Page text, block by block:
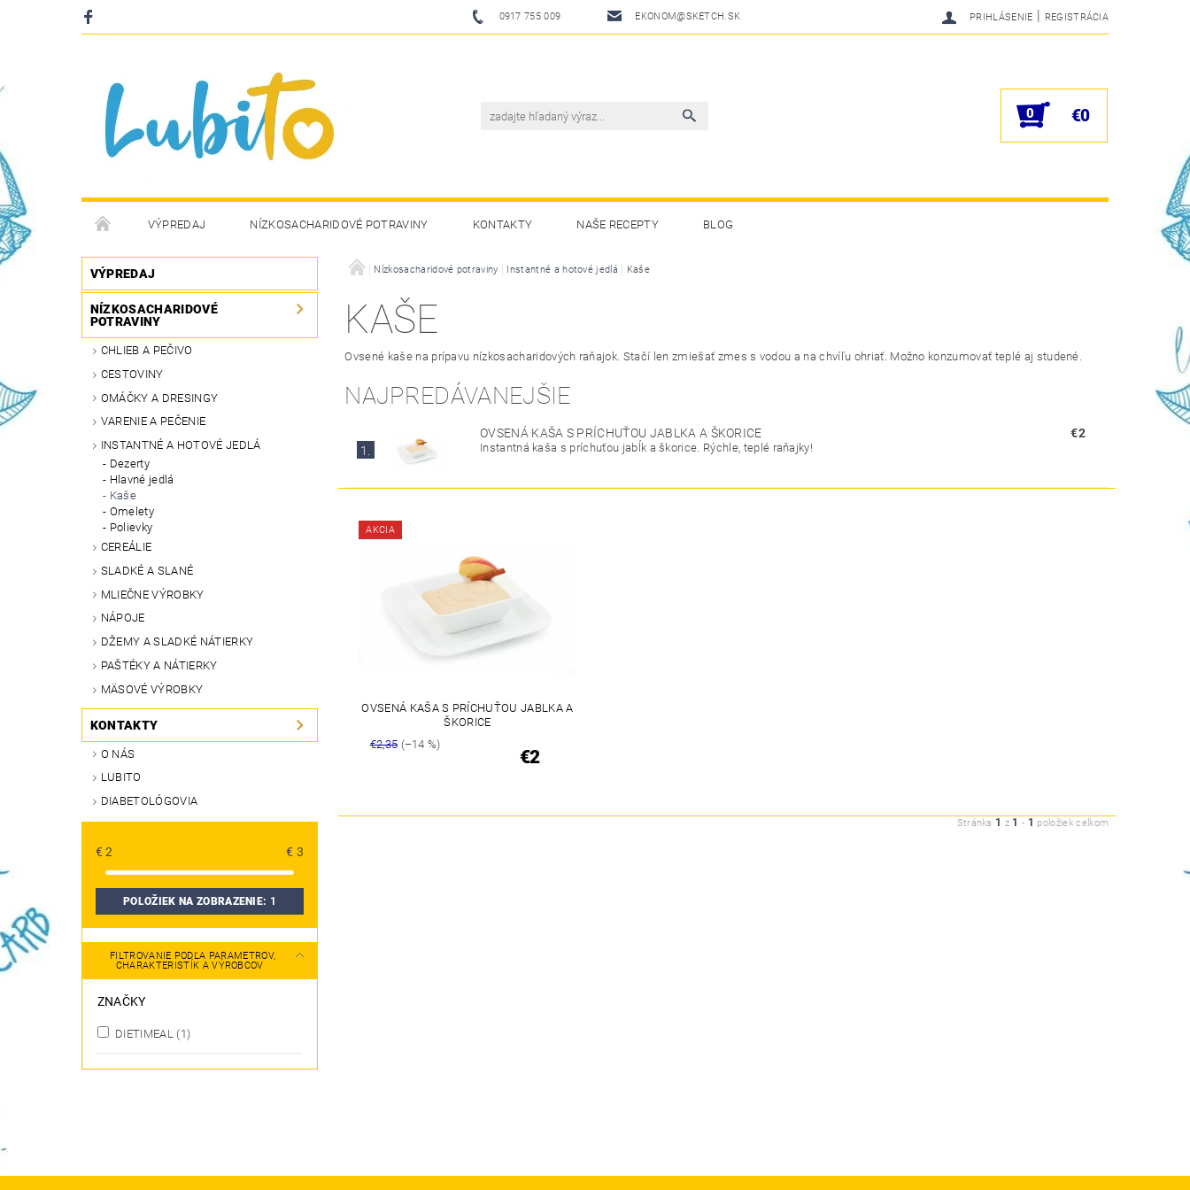
0917 755 009 EKONOM@SKETCH.SK PRIHLÁSENIE | REGISTRÁCIA
0 €0
VÝPREDAJ NÍZKOSACHARIDOVÉ POTRAVINY KONTAKTY NAŠE RECEPTY BLOG
VÝPREDAJ
NÍZKOSACHARIDOVÉ
POTRAVINY
CHLIEB A PEČIVO
CESTOVINY
OMÁČKY A DRESINGY
VARENIE A PEČENIE
INSTANTNÉ A HOTOVÉ JEDLÁ
Dezerty
Hlavné jedlá
Kaše
Omelety
Polievky
CEREÁLIE
SLADKÉ A SLANÉ
MLIEČNE VÝROBKY
NÁPOJE
DŽEMY A SLADKÉ NÁTIERKY
PAŠTÉKY A NÁTIERKY
MÄSOVÉ VÝROBKY
KONTAKTY
O NÁS
LUBITO
DIABETOLÓGOVIA
€2 €3
POLOŽIEK NA ZOBRAZENIE: 1
FILTROVANIE PODĽA PARAMETROV,
CHARAKTERISTÍK A VÝROBCOV
ZNAČKY
DIETIMEAL (1)
Nízkosacharidové potraviny Instantné a hotové jedlá Kaše
KAŠE
Ovsené kaše na prípavu nízkosacharidových raňajok. Stačí len zmiešať zmes s vodou a na chvíľu ohriať. Možno konzumovať teplé aj studené.
NAJPREDÁVANEJŠIE
1.
OVSENÁ KAŠA S PRÍCHUŤOU JABLKA A ŠKORICE
Instantná kaša s príchuťou jabĺk a škorice. Rýchle, teplé raňajky!
€2
AKCIA
OVSENÁ KAŠA S PRÍCHUŤOU JABLKA A
ŠKORICE
€2,35(–14 %)
€2
Stránka 1 z 1 - 1 položiek celkom